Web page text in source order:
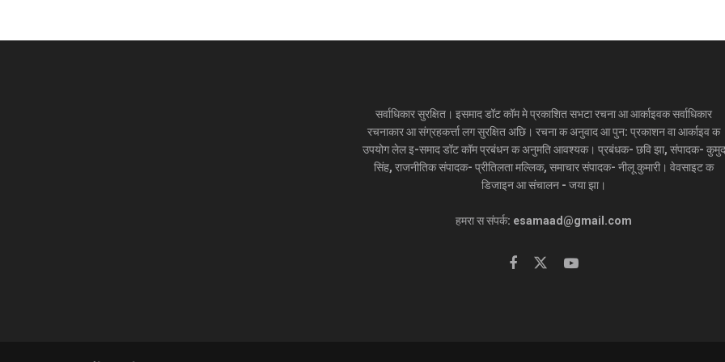
सर्वाधिकार सुरक्षित। इसमाद डॉट कॉम मे प्रकाशित सभटा रचना आ आर्काइवक सर्वाधिकार
रचनाकार आ संग्रहकर्त्ता लग सुरक्षित अछि। रचना क अनुवाद आ पुन: प्रकाशन वा आर्काइव क
उपयोग लेल इ-समाद डॉट कॉम प्रबंधन क अनुमति आवश्यक। प्रबंधक- छवि झा, संपादक- कुमुद
सिंह, राजनीतिक संपादक- प्रीतिलता मल्लिक, समाचार संपादक- नीलू कुमारी। वेवसाइट क
डिजाइन आ संचालन - जया झा।
हमरा स संपर्क: esamaad@gmail.com